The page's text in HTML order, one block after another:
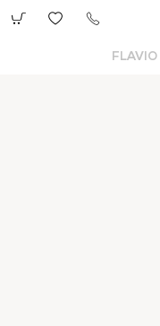
073-